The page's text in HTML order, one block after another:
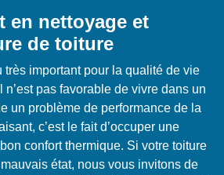
en nettoyage et
de toiture
très important pour la qualité de vie
pas favorable de vivre dans un
un problème de performance de la
c’est le fait d’occuper une
confort thermique. Si votre toiture
état, nous vous invitons de